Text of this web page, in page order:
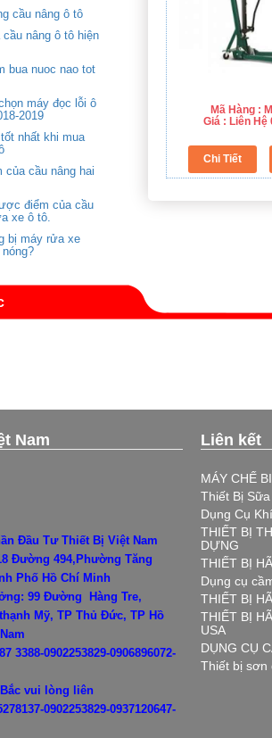
cầu nâng ô tô
nâng ô tô hiện
bua nuoc nao tot
máy đọc lỗi ô
2019
nhất khi mua
của cầu nâng hai
điểm của cầu
xe ô tô.
bị máy rửa xe
Mã Hàng :
Giá : Liên Hệ
Nam
Đầu Tư Thiết Bị Việt Nam
Đường 494,Phường Tăng
Phố Hồ Chí Minh
99 Đường Hàng Tre,
Mỹ, TP Thủ Đức, TP Hồ
3388-0902253829-0906896072-
vui lòng liên
0902253829-0937120647-
Liên kết
MÁY CHẾ
Thiết Bị
Dụng Cụ
THIẾT BỊ
DỰNG
THIẾT BỊ
Dụng cụ
THIẾT BỊ
THIẾT BỊ
USA
DỤNG CỤ
Thiết bị sơn